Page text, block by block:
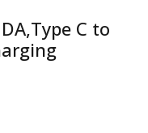
C to